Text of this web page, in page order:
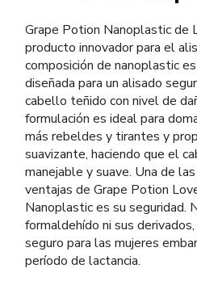
Grape Potion Nanoplastic de
producto innovador para el
composición de nanoplastic
diseñada para un alisado
cabello teñido con nivel de
formulación es ideal para
más rebeldes y tirantes y
suavizante, haciendo que el
manejable y suave. Una de
ventajas de Grape Potion
Nanoplastic es su seguridad.
formaldehído ni sus
seguro para las mujeres
período de lactancia.